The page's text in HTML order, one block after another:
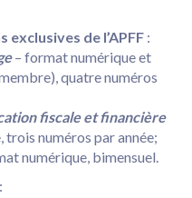
exclusives de l’APFF :
– format numérique et
quatre numéros
fiscale et financière
trois numéros par année;
numérique, bimensuel.